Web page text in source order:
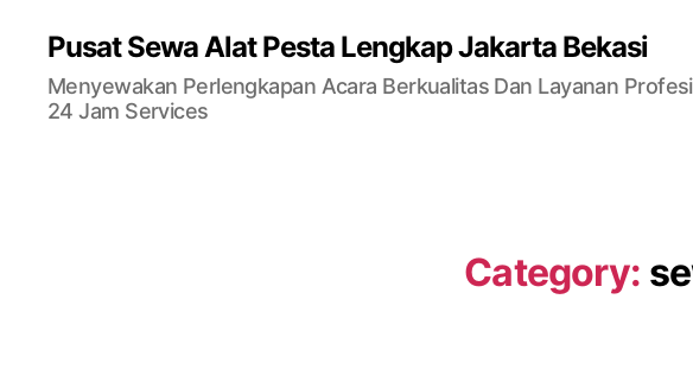
Pusat Sewa Alat Pesta Lengkap Jakarta Bekasi
Menyewakan Perlengkapan Acara Berkualitas Dan Layanan
24 Jam Services
Category: